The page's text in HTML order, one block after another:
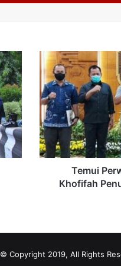
Temui
Khofifah
© Copyright 2019, All Rights